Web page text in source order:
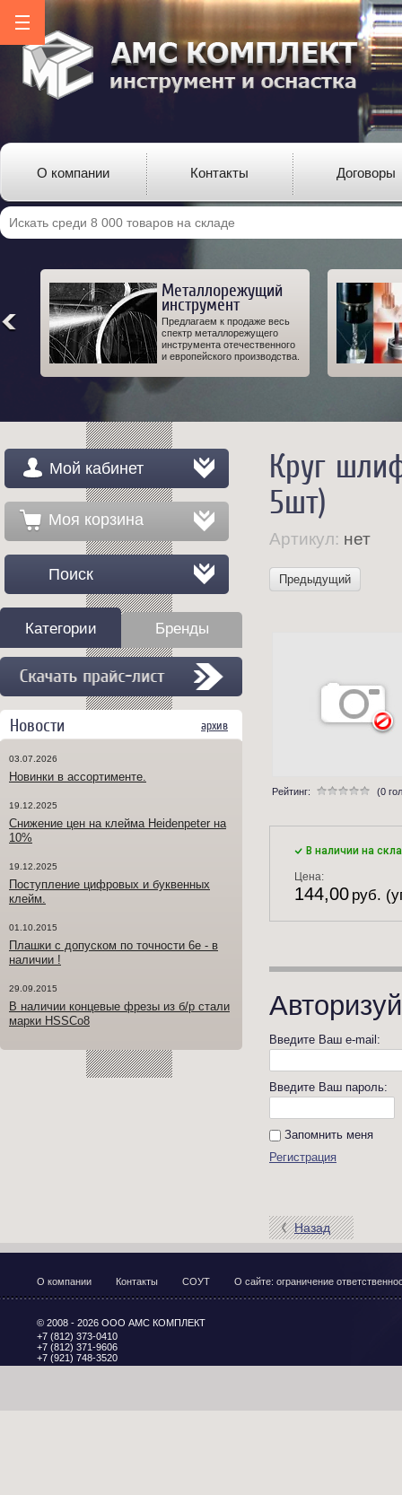
О компании Контакты Договоры
Металлорежущий
инструмент
Предлагаем к продаже весь
спектр металлорежущего
инструмента отечественного
и европейского производства.
Круг
5шт)
Артикул: нет
Предыдущий
Рейтинг: (0
В наличии на
Цена:
144,00 руб.
Введите Ваш e-mail:
Введите Ваш пароль:
Запомнить меня
Регистрация
Назад
Мой кабинет
Моя корзина
Поиск
Категории Бренды
Новости архив
03.07.2026
Новинки в ассортименте.
19.12.2025
Снижение цен на клейма Heidenpeter на
10%
19.12.2025
Поступление цифровых и буквенных
клейм.
01.10.2015
Плашки с допуском по точности 6е - в
наличии !
29.09.2015
В наличии концевые фрезы из б/р стали
марки HSSCo8
О компании Контакты СОУТ О сайте: ограничение
+7 (812) 373-0410
+7 (812) 371-9606
+7 (921) 748-3520
© 2008 - 2026 ООО АМС КОМПЛЕКТ